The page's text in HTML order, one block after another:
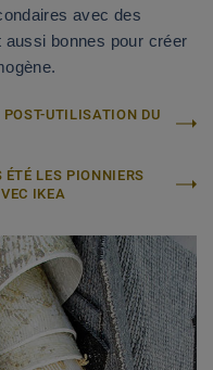
avec des
aussi bonnes pour créer
POST-UTILISATION DU
ÉTÉ LES PIONNIERS
IKEA